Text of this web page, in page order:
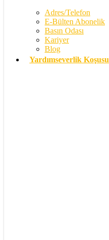
Adres/Telefon
E-Bülten Abonelik
Basın Odası
Kariyer
Blog
Yardımseverlik Koşusu